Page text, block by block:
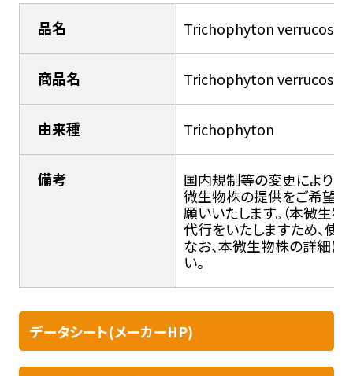
品名 Trichophyton
商品名 Trichophyton
由来種 Trichophyton
備考
国内規制等の変更により輸
微生物株の提供をご希望の
願いいたします。（本微生
代行をいたしますため、使
なお、本微生物株の詳細に
い。
データシート(メーカーHP)